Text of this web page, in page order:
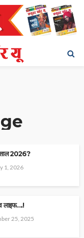
साल 2026?
1, 2026
लाइफ….!
25, 2025